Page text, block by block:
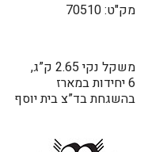
מק"ט: 70510
משקל נקי 2.65 ק”ג,
6 יחידות במארז
בהשגחת בד”צ בית יוסף